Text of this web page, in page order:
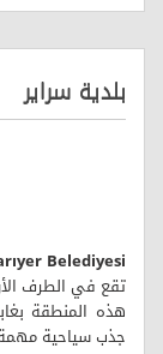
بلدية سراير
Belediyesi
تقع في الطرف
هذه المنطقة
جذب سياحية